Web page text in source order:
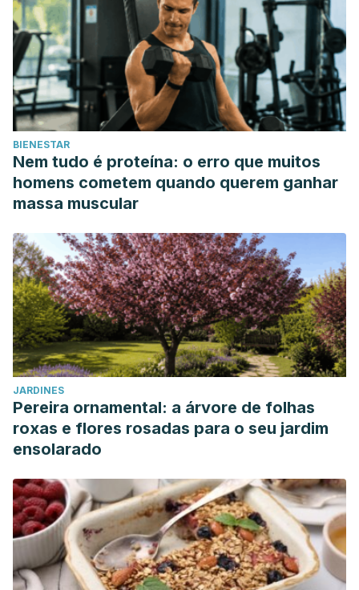
BIENESTAR
Nem tudo é proteína: o erro que muitos
homens cometem quando querem ganhar
massa muscular
JARDINES
Pereira ornamental: a árvore de folhas
roxas e flores rosadas para o seu jardim
ensolarado